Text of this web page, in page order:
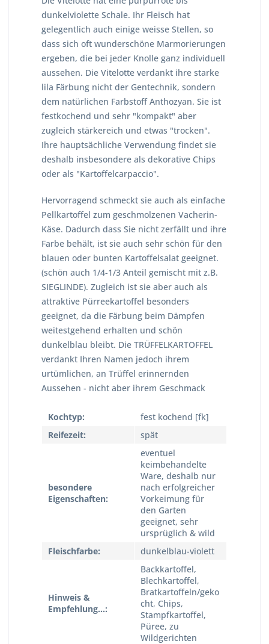
dunkelviolette Schale. Ihr Fleisch hat
gelegentlich auch einige weisse Stellen, so
dass sich oft wunderschöne Marmorierungen
ergeben, die bei jeder Knolle ganz individuell
aussehen. Die Vitelotte verdankt ihre starke
lila Färbung nicht der Gentechnik, sondern
dem natürlichen Farbstoff Anthozyan. Sie ist
festkochend und sehr "kompakt" aber
zugleich stärkereich und etwas "trocken".
Ihre hauptsächliche Verwendung findet sie
deshalb insbesondere als dekorative Chips
oder als "Kartoffelcarpaccio".
Hervorragend schmeckt sie auch als einfache
Pellkartoffel zum geschmolzenen Vacherin-
Käse. Dadurch dass Sie nicht zerfällt und ihre
Farbe behält, ist sie auch sehr schön für den
blauen oder bunten Kartoffelsalat geeignet.
(schön auch 1/4-1/3 Anteil gemischt mit z.B.
SIEGLINDE). Zugleich ist sie aber auch als
attraktive Pürreekartoffel besonders
geeignet, da die Färbung beim Dämpfen
weitestgehend erhalten und schön
dunkelblau bleibt. Die TRÜFFELKARTOFFEL
verdankt Ihren Namen jedoch ihrem
urtümlichen, an Trüffel erinnernden
Aussehen - nicht aber ihrem Geschmack
Kochtyp:
fest kochend [fk]
Reifezeit:
spät
besondere
Eigenschaften:
eventuel
keimbehandelte
Ware, deshalb nur
nach erfolgreicher
Vorkeimung für
den Garten
geeignet, sehr
ursprüglich & wild
Fleischfarbe:
dunkelblau-violett
Hinweis &
Empfehlung...:
Backkartoffel,
Blechkartoffel,
Bratkartoffeln/geko
cht, Chips,
Stampfkartoffel,
Püree, zu
Wildgerichten